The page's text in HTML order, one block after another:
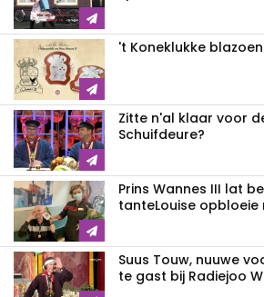
't Koneklukke
Zitte n'al klaar voor
Schuifdeure?
Prins Wannes III lat
tanteLouise opbloeie
Suus Touw, nuuwe
te gast bij Radiejoo